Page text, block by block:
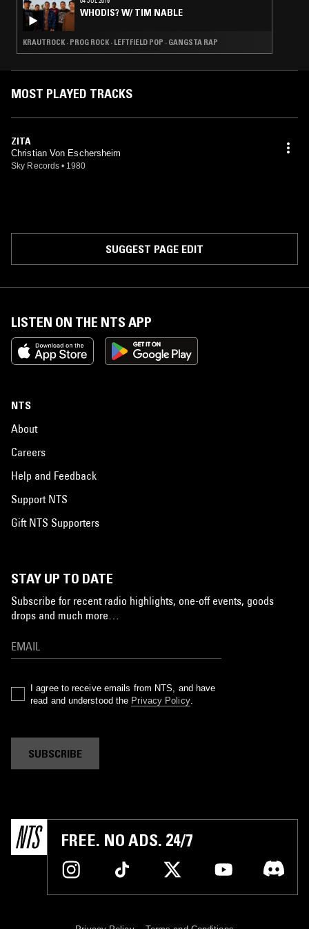
WHODIS? W/ TIM NABLE
KRAUTROCK · PROG ROCK · LEFTFIELD POP · GANGSTA RAP
MOST PLAYED TRACKS
ZITA
Christian Von Eschersheim
Sky Records • 1980
SUGGEST PAGE EDIT
LISTEN ON THE NTS APP
NTS
About
Careers
Help and Feedback
Support NTS
Gift NTS Supporters
STAY UP TO DATE
Subscribe for recent radio highlights, one-off events, goods
drops and much more…
I agree to receive emails from NTS, and have
read and understood the Privacy Policy.
SUBSCRIBE
FREE. NO ADS. 24/7